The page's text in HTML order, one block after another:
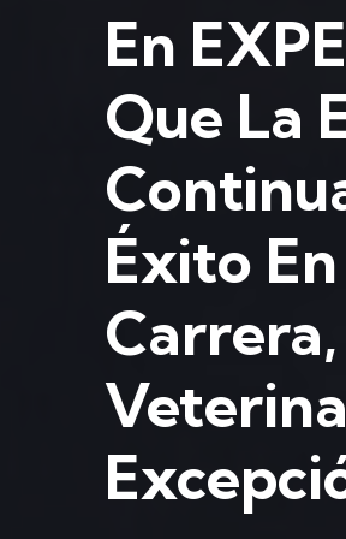
En
Que La
Éxito